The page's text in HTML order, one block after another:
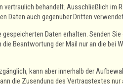
behandelt. Ausschließlich im
Daten auch gegenüber Dritten
Daten erhalten. Senden Sie
Beantwortung der Mail nur an die bei
kann aber innerhalb der
die Zusendung des Vertragstextes nur